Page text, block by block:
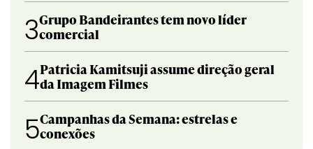
3Grupo Bandeirantes tem novo líder
comercial
4Patricia Kamitsuji assume direção geral
da Imagem Filmes
5Campanhas da Semana: estrelas e
conexões